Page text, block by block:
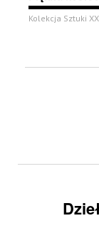
Kolekcja Sztuki